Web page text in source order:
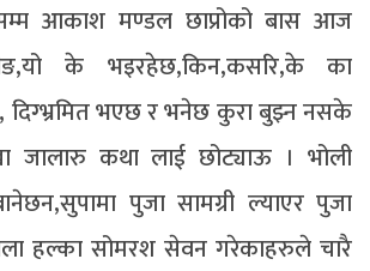
आकाश मण्डल छाप्रोको बास आज
के भइरहेछ,किन,कसरि,के का
दिग्भ्रमित भएछ र भनेछ कुरा बुझ्न नसके
जालारु कथा लाई छोट्याऊ । भोली
पुजा सामग्री ल्याएर पुजा
हल्का सोमरश सेवन गरेकाहरुले चारै